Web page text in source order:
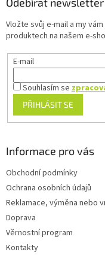
Vložte svůj e-mail a my
produktech na našem e-
E-mail
Souhlasím se
PŘIHLÁSIT SE
Informace pro vás
Obchodní podmínky
Ochrana osobních údajů
Reklamace, výměna nebo
Doprava
Věrnostní program
Kontakty